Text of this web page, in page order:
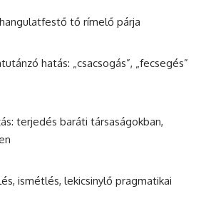
tő rímelő párja
hatás: „csacsogás”, „fecsegés”
terjedés baráti társaságokban,
ismétlés, lekicsinylő pragmatikai